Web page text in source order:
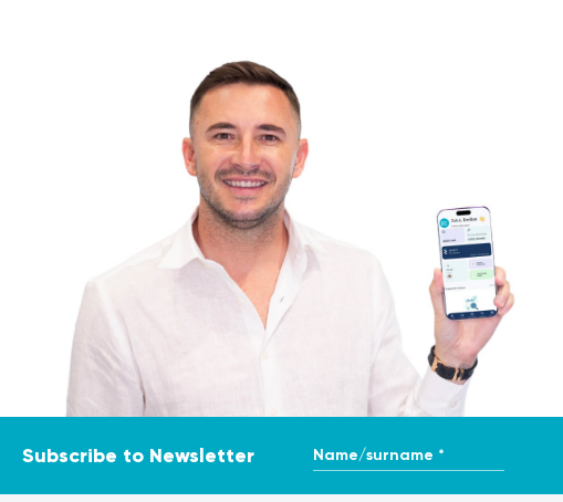
Subscribe to Newsletter Name/surname *